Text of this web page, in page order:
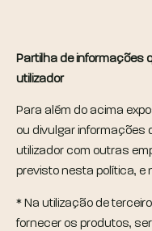
Partilha de informações
utilizador
Para além do acima
ou divulgar informações
utilizador com outras
previsto nesta política,
* Na utilização de
fornecer os produtos,